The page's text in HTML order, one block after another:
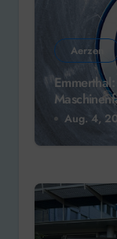
Aerzen
Aug. 4,